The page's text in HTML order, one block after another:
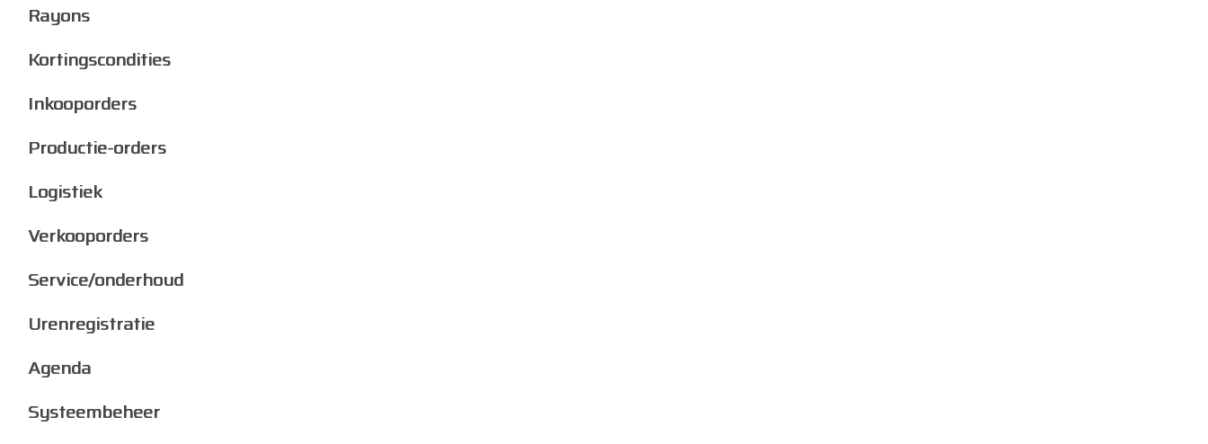
Rayons
Kortingscondities
Inkooporders
Productie-orders
Logistiek
Verkooporders
Service/onderhoud
Urenregistratie
Agenda
Systeembeheer